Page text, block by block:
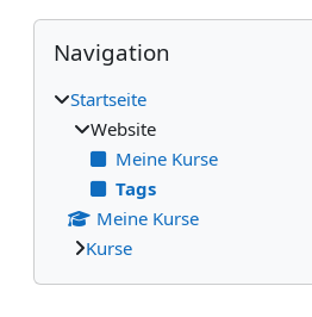
Blöcke
Navigation überspringen
Navigation
Startseite
Website
Meine Kurse
Tags
Meine Kurse
Kurse